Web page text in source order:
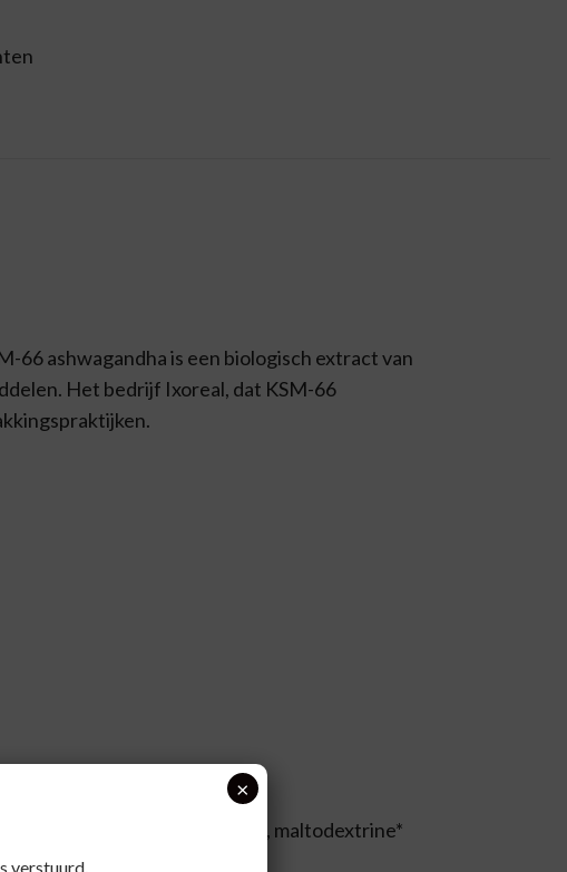
66 ashwagandha is een biologisch extract van
Het bedrijf Ixoreal, dat KSM-66
(capsule), maltodextrine*
verstuurd.
×